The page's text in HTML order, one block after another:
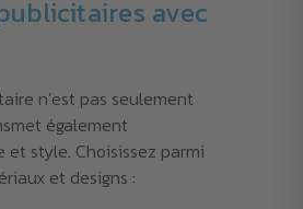
avec
n’est pas seulement
également
et style. Choisissez parmi
et designs :